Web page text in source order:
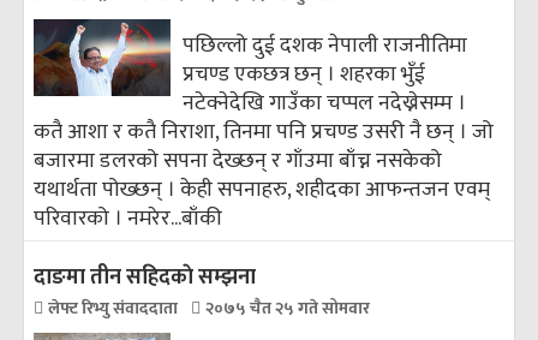
पछिल्लो दुई दशक नेपाली राजनीतिमा
प्रचण्ड एकछत्र छन् । शहरका भुँई
नटेक्नेदेखि गाउँका चप्पल नदेख्नेसम्म ।
कतै आशा र कतै निराशा, तिनमा पनि प्रचण्ड उसरी नै छन् । जो
बजारमा डलरको सपना देख्छन् र गाँउमा बाँच्न नसकेको
यथार्थता पोख्छन् । केही सपनाहरु, शहीदका आफन्तजन एवम्
परिवारको । नमरेर...बाँकी
दाङमा तीन सहिदकाे सम्झना
लेफ्ट रिभ्यु संवाददाता २०७५ चैत २५ गते सोमवार